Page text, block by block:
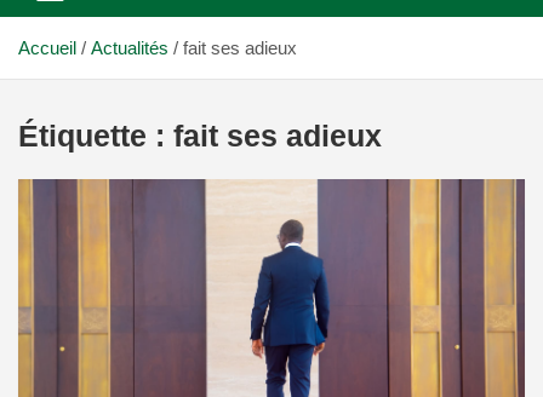
Accueil Actualités fait ses adieux
Étiquette : fait ses adieux